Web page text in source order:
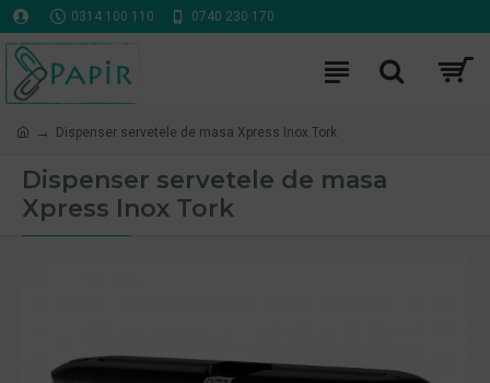
0314 100 110 0740 230 170
Dispenser servetele de masa Xpress Inox Tork
Dispenser servetele de masa
Xpress Inox Tork